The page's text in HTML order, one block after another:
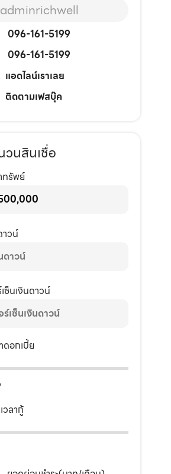
adminrichwell
096-161-5199
096-161-5199
แอดไลน์เราเลย
ติดตามเฟสบุ๊ค
วนสินเชื่อ
ทรัพย์
าวน์
เซ็นเงินดาวน์
ดอกเบี้ย
วลากู้